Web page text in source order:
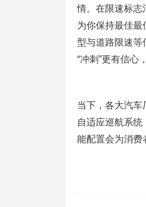
情。在限速标志
为你保持最佳最
型与道路限速等
“冲刺”更有信心
当下，各大汽
自适应巡航系
能配置会为消费